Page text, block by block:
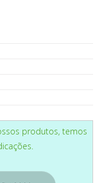
produtos, temos